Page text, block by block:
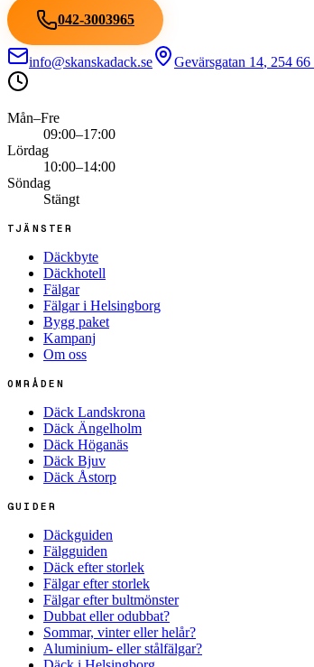
042-3003965
info@skanskadack.se Gevärsgatan 14, 254 66
Mån–Fre
09:00–17:00
Lördag
10:00–14:00
Söndag
Stängt
TJÄNSTER
Däckbyte
Däckhotell
Fälgar
Fälgar i Helsingborg
Bygg paket
Kampanj
Om oss
OMRÅDEN
Däck Landskrona
Däck Ängelholm
Däck Höganäs
Däck Bjuv
Däck Åstorp
GUIDER
Däckguiden
Fälgguiden
Däck efter storlek
Fälgar efter storlek
Fälgar efter bultmönster
Dubbat eller odubbat?
Sommar, vinter eller helår?
Aluminium- eller stålfälgar?